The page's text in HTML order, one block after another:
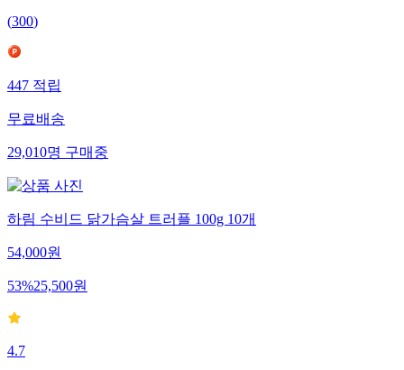
(300)
447 적립
무료배송
29,010명 구매중
하림 수비드 닭가슴살 트러플 100g 10개
54,000원
53%25,500원
4.7